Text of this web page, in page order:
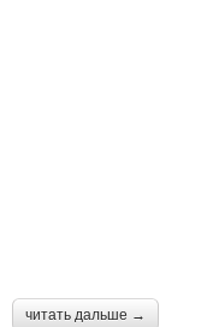
читать дальше →